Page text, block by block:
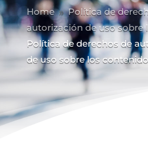
Home 9 Política de
autorización de uso sobre
Política de derechos de
de uso sobre los